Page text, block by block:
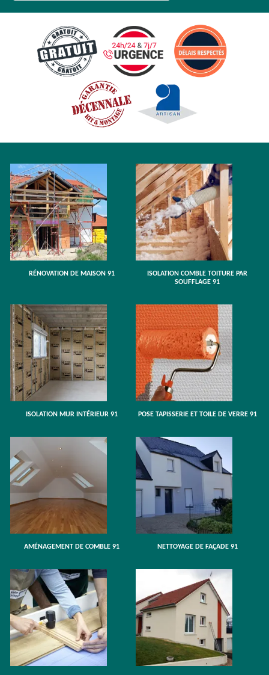
RÉNOVATION DE MAISON 91
ISOLATION COMBLE TOITURE PAR
SOUFFLAGE 91
ISOLATION MUR INTÉRIEUR 91 POSE TAPISSERIE ET TOILE DE VERRE 91
AMÉNAGEMENT DE COMBLE 91 NETTOYAGE DE FAÇADE 91